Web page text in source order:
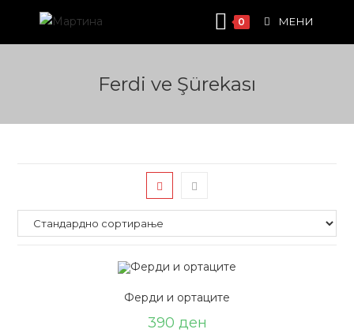
content
0 МЕНИ
Ferdi ve Şürekası
Ферди и ортаците
390 ден